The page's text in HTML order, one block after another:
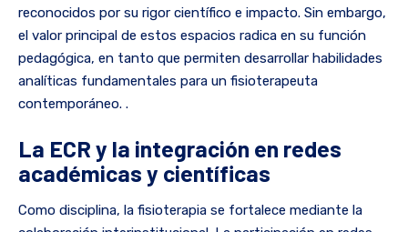
reconocidos por su rigor científico e impacto. Sin embargo,
el valor principal de estos espacios radica en su función
pedagógica, en tanto que permiten desarrollar habilidades
analíticas fundamentales para un fisioterapeuta
contemporáneo. .
La ECR y la integración en redes
académicas y científicas
Como disciplina, la fisioterapia se fortalece mediante la